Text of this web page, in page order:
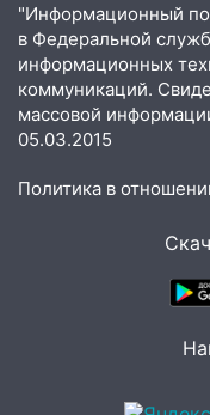
"Информационный
в Федеральной
информационных
коммуникаций.
массовой
05.03.2015
Политика в